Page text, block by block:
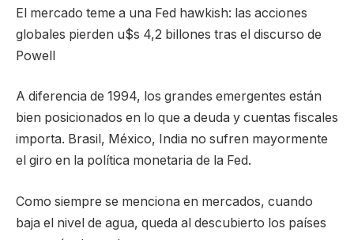
El mercado teme a una Fed hawkish: las acciones
globales pierden u$s 4,2 billones tras el discurso de
Powell
A diferencia de 1994, los grandes emergentes están
bien posicionados en lo que a deuda y cuentas fiscales
importa. Brasil, México, India no sufren mayormente
el giro en la política monetaria de la Fed.
Como siempre se menciona en mercados, cuando
baja el nivel de agua, queda al descubierto los países